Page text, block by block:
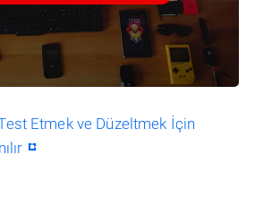
Etmek ve Düzeltmek İçin